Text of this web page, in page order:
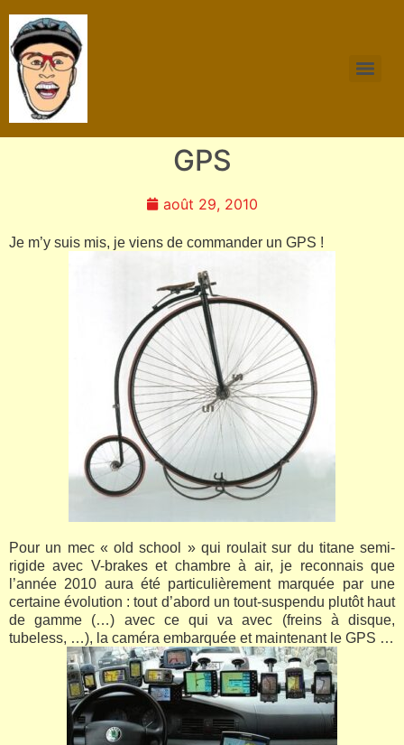
GPS
août 29, 2010
Je m’y suis mis, je viens de commander un GPS !
Pour un mec « old school » qui roulait sur du titane semi-
rigide avec V-brakes et chambre à air, je reconnais que
l’année 2010 aura été particulièrement marquée par une
certaine évolution : tout d’abord un tout-suspendu plutôt haut
de gamme (…) avec ce qui va avec (freins à disque,
tubeless, …), la caméra embarquée et maintenant le GPS …